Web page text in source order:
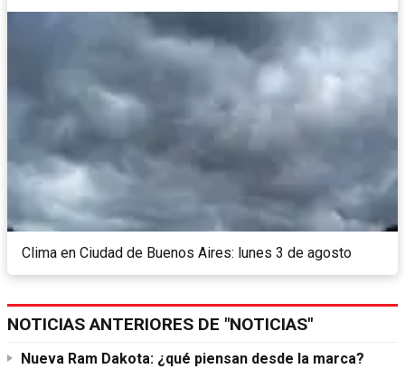
Clima en Ciudad de Buenos Aires: lunes 3 de agosto
NOTICIAS ANTERIORES DE "NOTICIAS"
Nueva Ram Dakota: ¿qué piensan desde la marca?